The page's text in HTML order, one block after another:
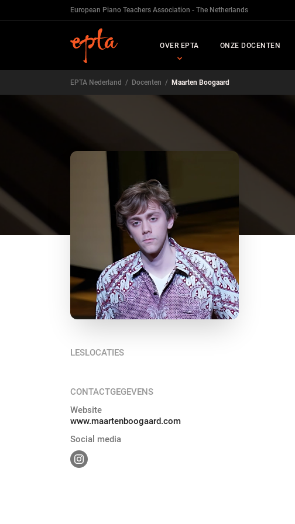
European Piano Teachers Association - The Netherlands
OVER EPTA ONZE DOCENTEN
EPTA Nederland / Docenten / Maarten Boogaard
LESLOCATIES
CONTACTGEGEVENS
Website
www.maartenboogaard.com
Social media